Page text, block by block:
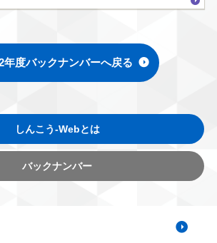
年度バックナンバーへ戻る
しんこう-Webとは
バックナンバー